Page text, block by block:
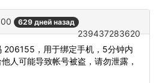
629 дней назад
239437283620
206155，用于绑定手机，5分钟内
人可能导致帐号被盗，请勿泄露，